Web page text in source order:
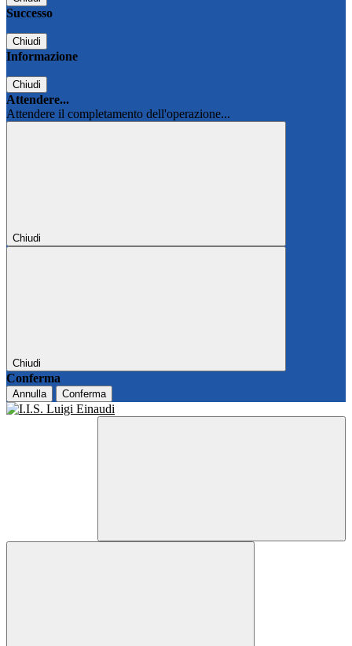
Successo
Chiudi
Informazione
Chiudi
Attendere...
Attendere il completamento dell'operazione...
Chiudi
Chiudi
Conferma
Annulla Conferma